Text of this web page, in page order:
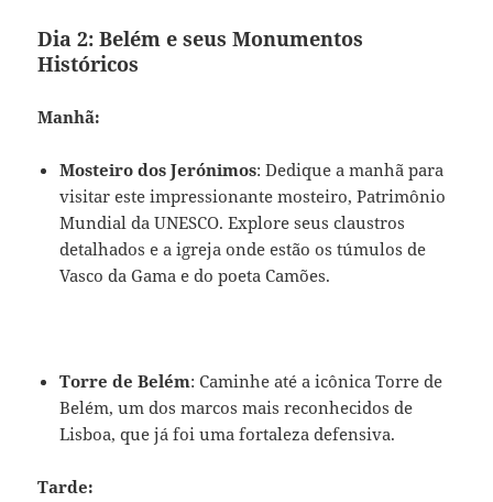
Dia 2: Belém e seus Monumentos
Históricos
Manhã:
Mosteiro dos Jerónimos: Dedique a manhã para
visitar este impressionante mosteiro, Patrimônio
Mundial da UNESCO. Explore seus claustros
detalhados e a igreja onde estão os túmulos de
Vasco da Gama e do poeta Camões.
Torre de Belém: Caminhe até a icônica Torre de
Belém, um dos marcos mais reconhecidos de
Lisboa, que já foi uma fortaleza defensiva.
Tarde: